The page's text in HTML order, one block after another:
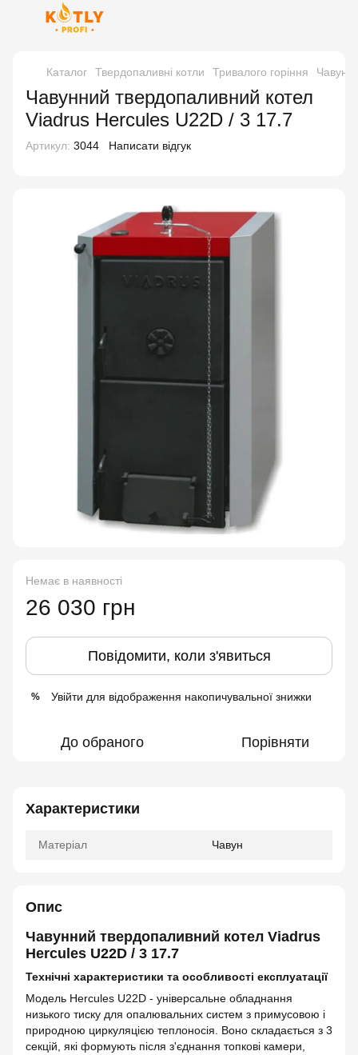
Каталог Твердопаливні котли Тривалого горіння
Чавунний твердопаливний котел
Viadrus Hercules U22D / 3 17.7
Артикул: 3044 Написати відгук
Немає в наявності
26 030 грн
Повідомити, коли з'явиться
% Увійти для відображення накопичувальної знижки
До обраного Порівняти
Характеристики
Матеріал Чавун
Опис
Чавунний твердопаливний котел Viadrus
Hercules U22D / 3 17.7
Технічні характеристики та особливості експлуатації
Модель Hercules U22D - універсальне обладнання
низького тиску для опалювальних систем з примусовою і
природною циркуляцією теплоносія. Воно складається з 3
секцій, які формують після з'єднання топкові камери,